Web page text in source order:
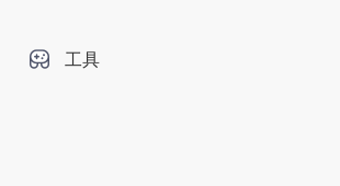
工具